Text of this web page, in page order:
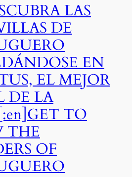
LAS
DE
EN
EL MEJOR
DE LA
TO
THE
OF